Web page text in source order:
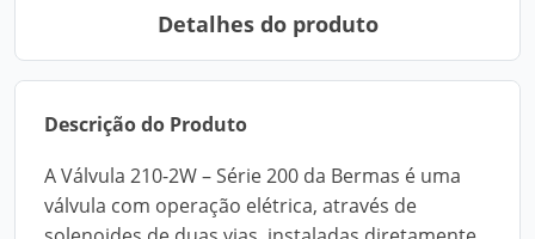
Detalhes do produto
Descrição do Produto
A Válvula 210-2W – Série 200 da Bermas é uma
válvula com operação elétrica, através de